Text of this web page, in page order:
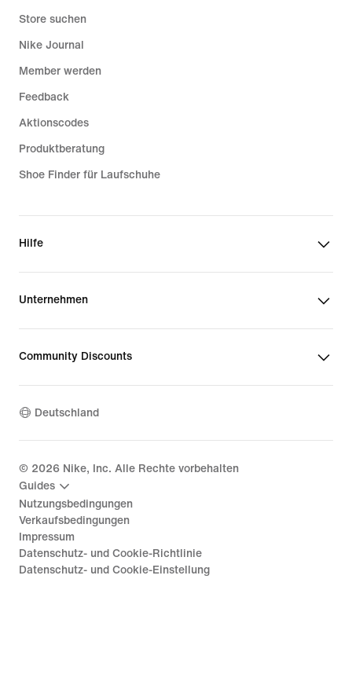
Store suchen
Nike Journal
Member werden
Feedback
Aktionscodes
Produktberatung
Shoe Finder für Laufschuhe
Hilfe
Unternehmen
Community Discounts
Deutschland
© 2026 Nike, Inc. Alle Rechte vorbehalten
Guides
Nutzungsbedingungen
Verkaufsbedingungen
Impressum
Datenschutz- und Cookie-Richtlinie
Datenschutz- und Cookie-Einstellung